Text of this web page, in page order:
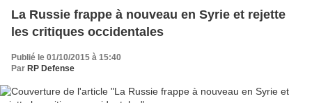
La Russie frappe à nouveau en Syrie et rejette
les critiques occidentales
Publié le 01/10/2015 à 15:40
Par RP Defense